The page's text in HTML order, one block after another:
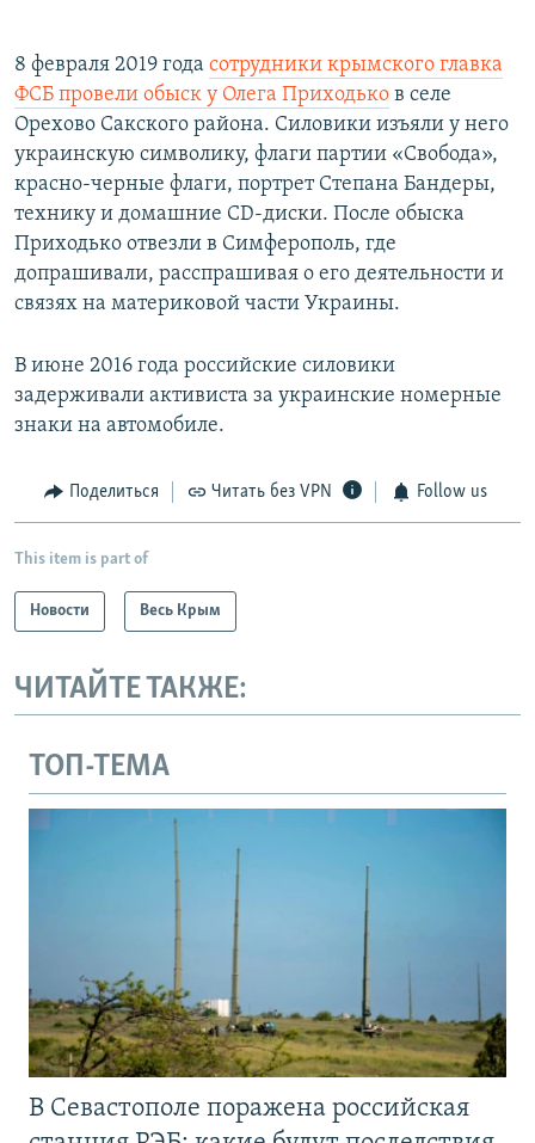
8 февраля 2019 года сотрудники крымского главка
ФСБ провели обыск у Олега Приходько в селе
Орехово Сакского района. Силовики изъяли у него
украинскую символику, флаги партии «Свобода»,
красно-черные флаги, портрет Степана Бандеры,
технику и домашние CD-диски. После обыска
Приходько отвезли в Симферополь, где
допрашивали, расспрашивая о его деятельности и
связях на материковой части Украины.​
В июне 2016 года российские силовики
задерживали активиста за украинские номерные
знаки на автомобиле.
Поделиться Читать без VPN Follow us
This item is part of
Новости Весь Крым
ЧИТАЙТЕ ТАКЖЕ:
ТОП-ТЕМА
В Севастополе поражена российская